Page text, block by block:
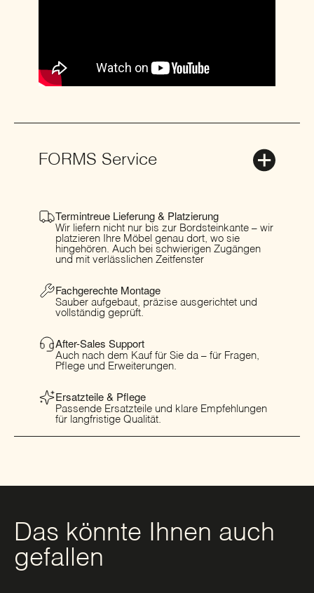
FORMS Service
Termintreue Lieferung & Platzierung
Wir liefern nicht nur bis zur Bordsteinkante – wir
platzieren Ihre Möbel genau dort, wo sie
hingehören. Auch bei schwierigen Zugängen
und mit verlässlichen Zeitfenster
Fachgerechte Montage
Sauber aufgebaut, präzise ausgerichtet und
vollständig geprüft.
After-Sales Support
Auch nach dem Kauf für Sie da – für Fragen,
Pflege und Erweiterungen.
Ersatzteile & Pflege
Passende Ersatzteile und klare Empfehlungen
für langfristige Qualität.
Das könnte Ihnen auch
gefallen